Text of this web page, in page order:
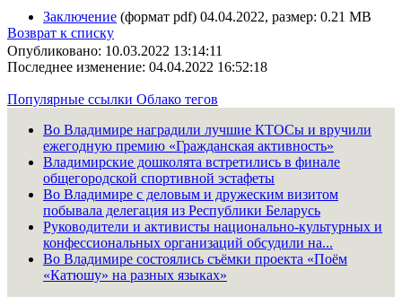
Заключение (формат pdf) 04.04.2022, размер: 0.21 MB
Возврат к списку
Опубликовано: 10.03.2022 13:14:11
Последнее изменение: 04.04.2022 16:52:18
Популярные ссылки Облако тегов
Во Владимире наградили лучшие КТОСы и вручили
ежегодную премию «Гражданская активность»
Владимирские дошколята встретились в финале
общегородской спортивной эстафеты
Во Владимире с деловым и дружеским визитом
побывала делегация из Республики Беларусь
Руководители и активисты национально-культурных и
конфессиональных организаций обсудили на...
Во Владимире состоялись съёмки проекта «Поём
«Катюшу» на разных языках»